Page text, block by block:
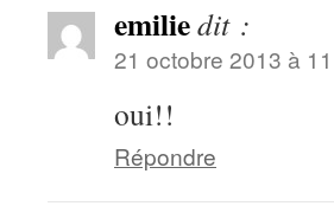
emiliedit :
21 octobre 2013 à
oui!!
Répondre